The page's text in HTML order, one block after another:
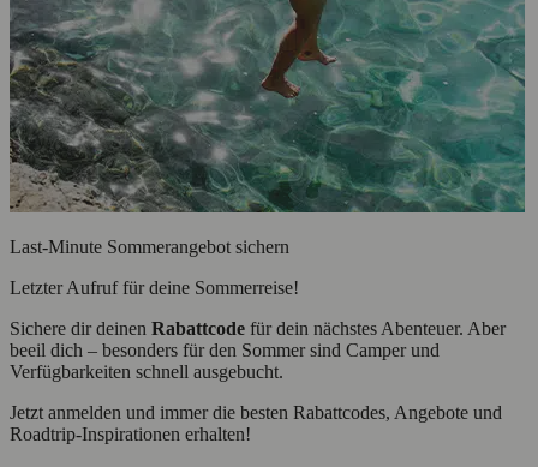
Last-Minute Sommerangebot sichern
Letzter Aufruf für deine Sommerreise!
Sichere dir deinen Rabattcode für dein nächstes Abenteuer. Aber
beeil dich – besonders für den Sommer sind Camper und
Verfügbarkeiten schnell ausgebucht.
Jetzt anmelden und immer die besten Rabattcodes, Angebote und
Roadtrip-Inspirationen erhalten!